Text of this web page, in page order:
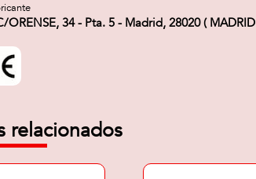
ORENSE, 34 - Pta. 5 - Madrid, 28020 (
relacionados